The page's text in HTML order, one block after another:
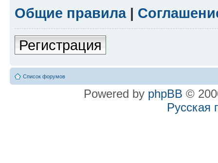
Общие правила|
Регистрация
Список форумов
Powered by phpBB ©
Русская